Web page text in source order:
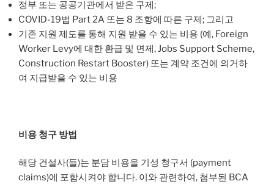
정부 또는 공공기관에서 받은 구제;
COVID-19법 Part 2A 또는 8 조항에 따른 구제; 그리고
기존 지원 제도를 통해 지원 받을 수 있는 비용 (예, Foreign
Worker Levy에 대한 환급 및 면제, Jobs Support Scheme,
Construction Restart Booster) 또는 계약 조건에 의거하
여 지급받을 수 있는 비용
비용 청구 방법
해당 건설사(들)는 분담 비용을 기성 청구서 (payment
claims)에 포함시켜야 합니다. 이와 관련하여, 첨부된 BCA